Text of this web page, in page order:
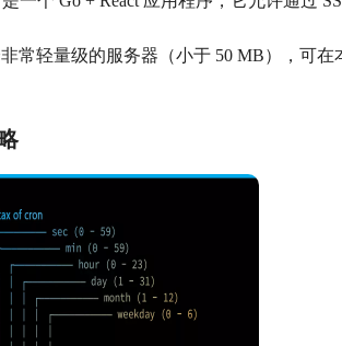
常轻量级的服务器（小于 50 MB），可